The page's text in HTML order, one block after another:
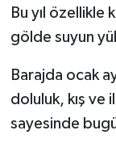
Bu yıl özellikle
gölde suyun
Barajda ocak
doluluk, kış ve
sayesinde